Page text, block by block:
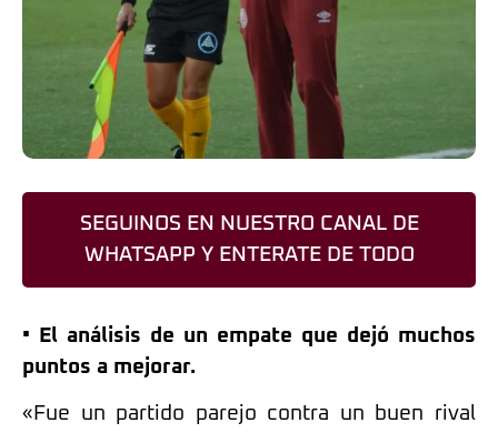
SEGUINOS EN NUESTRO CANAL DE
WHATSAPP Y ENTERATE DE TODO
• El análisis de un empate que dejó muchos
puntos a mejorar.
«Fue un partido parejo contra un buen rival